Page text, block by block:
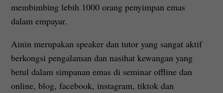
membimbing lebih 1000 orang penyimpan emas
dalam empayar.
Ainin merupakan speaker dan tutor yang sangat aktif
berkongsi pengalaman dan nasihat kewangan yang
betul dalam simpanan emas di seminar offline dan
online, blog, facebook, instagram, tiktok dan